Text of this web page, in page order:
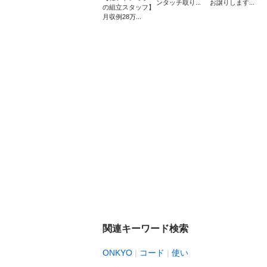
の組立スタッフ】
月収例28万...
ンタッチ取り...
お譲りします...
関連キーワード検索
ONKYO コード 使い